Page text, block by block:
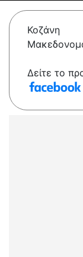
Κοζάνη
Δείτε το